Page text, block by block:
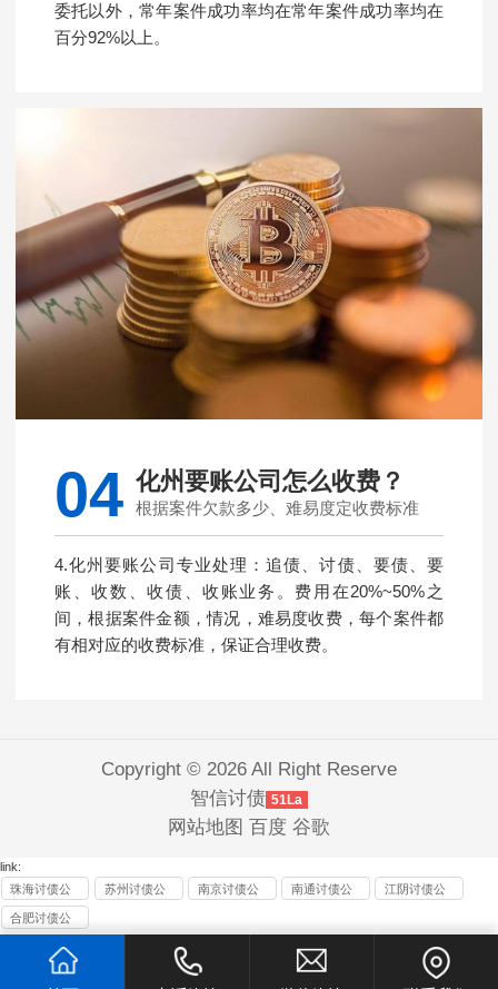
委托以外，常年案件成功率均在常年案件成功率均在
百分92%以上。
04 化州要账公司怎么收费？
根据案件欠款多少、难易度定收费标准
4.化州要账公司专业处理：追债、讨债、要债、要
账、收数、收债、收账业务。费用在20%~50%之
间，根据案件金额，情况，难易度收费，每个案件都
有相对应的收费标准，保证合理收费。
Copyright © 2026 All Right Reserve
智信讨债 51La
网站地图 百度 谷歌
link:
珠海讨债公
司
苏州讨债公
南京讨债公
南通讨债公
江阴讨债公
合肥讨债公